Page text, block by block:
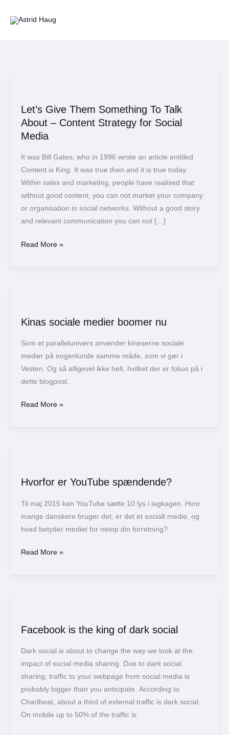
Let’s Give Them Something To Talk
About – Content Strategy for Social
Media
It was Bill Gates, who in 1996 wrote an article entitled
Content is King. It was true then and it is true today.
Within sales and marketing, people have realised that
without good content, you can not market your company
or organisation in social networks. Without a good story
and relevant communication you can not […]
Them
Something
To
About
–
Content
Strategy
for
Social
Read More »
Kinas sociale medier boomer nu
Som et parallelunivers anvender kineserne sociale
medier på nogenlunde samme måde, som vi gør i
Vesten. Og så alligevel ikke helt, hvilket der er fokus på i
dette blogpost.
medier
Read More »
Hvorfor er YouTube spændende?
Til maj 2015 kan YouTube sætte 10 lys i lagkagen. Hvor
mange danskere bruger det, er det et socialt medie, og
hvad betyder mediet for netop din forretning?
YouTube
Read More »
Facebook is the king of dark social
Dark social is about to change the way we look at the
impact of social media sharing. Due to dark social
sharing, traffic to your webpage from social media is
probably bigger than you anticipate. According to
Chartbeat, about a third of external traffic is dark social.
On mobile up to 50% of the traffic is
the
dark